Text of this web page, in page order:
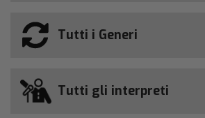
Tutti i Generi
Tutti gli interpreti